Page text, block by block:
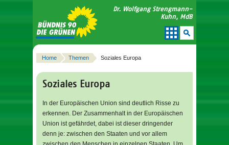
Dr. Wolfgang Strengmann-
Kuhn, MdB
Home Themen Soziales Europa
Soziales Europa
In der Europäischen Union sind deutlich Risse zu
erkennen. Der Zusammenhalt in der Europäischen
Union ist gefährdet, dabei ist dieser dringender
denn je: zwischen den Staaten und vor allem